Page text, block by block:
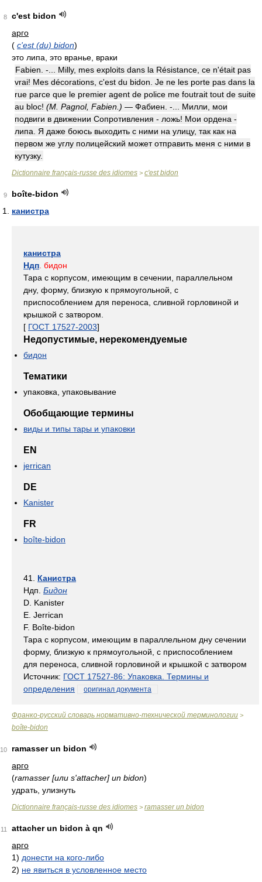
8
c'est bidon
арго
( c'est (du) bidon)
это липа, это вранье, враки
Fabien. -... Milly, mes exploits dans la Résistance, ce n'était pas
vrai! Mes décorations, c'est du bidon. Je ne les porte pas dans la
rue parce que le premier agent de police me foutrait tout de suite
au bloc! (M. Pagnol, Fabien.) — Фабиен. -... Милли, мои
подвиги в движении Сопротивления - ложь! Мои ордена -
липа. Я даже боюсь выходить с ними на улицу, так как на
первом же углу полицейский может отправить меня с ними в
кутузку.
Dictionnaire français-russe des idiomes > c'est bidon
9
boîte-bidon
канистра
канистра
Ндп . бидон
Тара с корпусом, имеющим в сечении, параллельном
дну, форму, близкую к прямоугольной, с
приспособлением для переноса, сливной горловиной и
крышкой с затвором.
[ ГОСТ 17527-2003]
Недопустимые, нерекомендуемые
бидон
Тематики
упаковка, упаковывание
Обобщающие термины
виды и типы тары и упаковки
EN
jerrican
DE
Kanister
FR
boîte-bidon
41. Канистра
Ндп. Бидон
D. Kanister
E. Jerrican
F. Boîte-bidon
Тара с корпусом, имеющим в параллельном дну сечении
форму, близкую к прямоугольной, с приспособлением
для переноса, сливной горловиной и крышкой с затвором
Источник: ГОСТ 17527-86: Упаковка. Термины и
определения
оригинал документа
Франко-русский словарь нормативно-технической терминологии >
boîte-bidon
10
ramasser un bidon
арго
(ramasser [или s'attacher] un bidon)
удрать, улизнуть
Dictionnaire français-russe des idiomes > ramasser un bidon
11
attacher un bidon à qn
арго
1) донести на кого-либо
2) не явиться в условленное место